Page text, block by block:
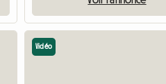
Vidéo